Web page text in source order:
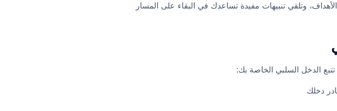
وتلقي تنبيهات مفيدة تساعدك في البقاء على المسار
دخلك